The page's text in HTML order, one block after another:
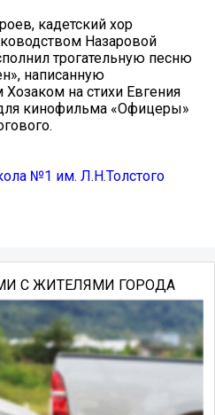
кадетский хор
Назаровой
трогательную песню
написанную
на стихи Евгения
кинофильма «Офицеры»
№1 им. Л.Н.Толстого
С ЖИТЕЛЯМИ ГОРОДА